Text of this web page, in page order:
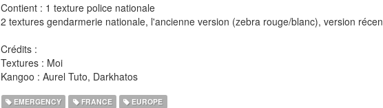
Contient : 1 texture police nationale
2 textures gendarmerie nationale, l'ancienne version (zebra rouge/blanc), version
Crédits :
Textures : Moi
Kangoo : Aurel Tuto, Darkhatos
EMERGENCY FRANCE EUROPE